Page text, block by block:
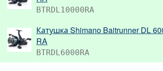
BTRDL10000RA
Катушка Shimano Baitrunner DL
RA
BTRDL6000RA